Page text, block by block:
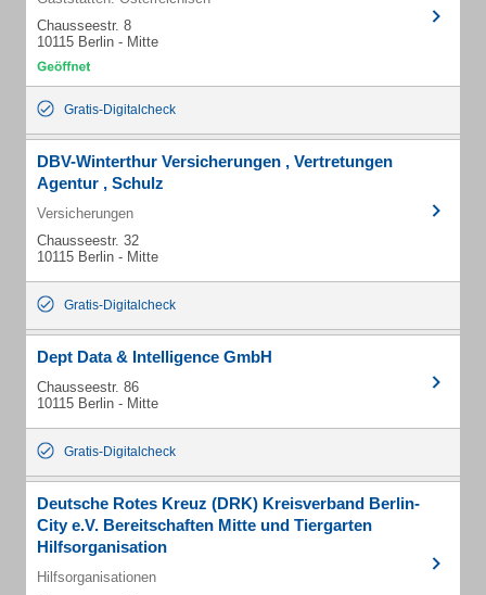
Chausseestr. 8
10115 Berlin - Mitte
Gratis-Digitalcheck
DBV-Winterthur Versicherungen , Vertretungen
Agentur , Schulz
Versicherungen
Chausseestr. 32
10115 Berlin - Mitte
Gratis-Digitalcheck
Dept Data & Intelligence GmbH
Chausseestr. 86
10115 Berlin - Mitte
Gratis-Digitalcheck
Deutsche Rotes Kreuz (DRK) Kreisverband Berlin-
City e.V. Bereitschaften Mitte und Tiergarten
Hilfsorganisation
Hilfsorganisationen